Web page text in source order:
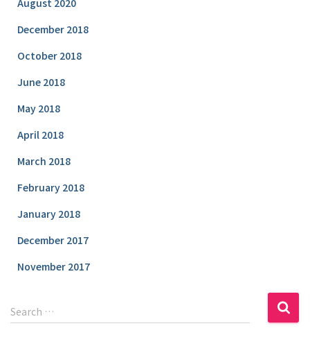
August 2020
December 2018
October 2018
June 2018
May 2018
April 2018
March 2018
February 2018
January 2018
December 2017
November 2017
S
e
Search …